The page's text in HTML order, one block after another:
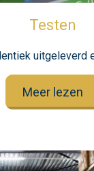
Testen
uitgeleverd
Meer lezen